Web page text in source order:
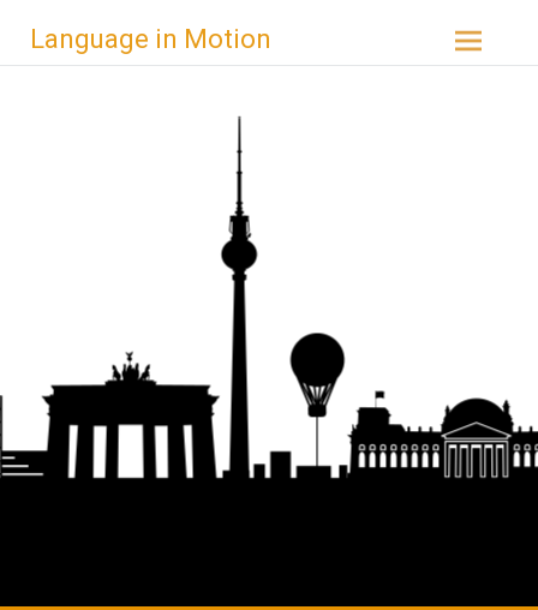
Inhalt
springen
Language in Motion